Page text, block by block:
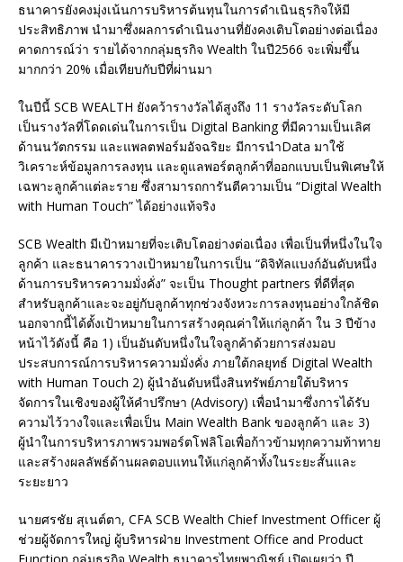
ธนาคารยังคงมุ่งเน้นการบริหารต้นทุนในการดำเนินธุรกิจให้มี
ประสิทธิภาพ นำมาซึ่งผลการดำเนินงานที่ยังคงเติบโตอย่างต่อเนื่อง
คาดการณ์ว่า รายได้จากกลุ่มธุรกิจ Wealth ในปี2566 จะเพิ่มขึ้น
มากกว่า 20% เมื่อเทียบกับปีที่ผ่านมา
ในปีนี้ SCB WEALTH ยังคว้ารางวัลได้สูงถึง 11 รางวัลระดับโลก
เป็นรางวัลที่โดดเด่นในการเป็น Digital Banking ที่มีความเป็นเลิศ
ด้านนวัตกรรม และแพลตฟอร์มอัจฉริยะ มีการนำData มาใช้
วิเคราะห์ข้อมูลการลงทุน และดูแลพอร์ตลูกค้าที่ออกแบบเป็นพิเศษให้
เฉพาะลูกค้าแต่ละราย ซึ่งสามารถการันตีความเป็น “Digital Wealth
with Human Touch” ได้อย่างแท้จริง
SCB Wealth มีเป้าหมายที่จะเติบโตอย่างต่อเนื่อง เพื่อเป็นที่หนึ่งในใจ
ลูกค้า และธนาคารวางเป้าหมายในการเป็น “ดิจิทัลแบงก์อันดับหนึ่ง
ด้านการบริหารความมั่งคั่ง” จะเป็น Thought partners ที่ดีที่สุด
สำหรับลูกค้าและจะอยู่กับลูกค้าทุกช่วงจังหวะการลงทุนอย่างใกล้ชิด
นอกจากนี้ได้ตั้งเป้าหมายในการสร้างคุณค่าให้แก่ลูกค้า ใน 3 ปีข้าง
หน้าไว้ดังนี้ คือ 1) เป็นอันดับหนึ่งในใจลูกค้าด้วยการส่งมอบ
ประสบการณ์การบริหารความมั่งคั่ง ภายใต้กลยุทธ์ Digital Wealth
with Human Touch 2) ผู้นำอันดับหนึ่งสินทรัพย์ภายใต้บริหาร
จัดการในเชิงของผู้ให้คำปรึกษา (Advisory) เพื่อนำมาซึ่งการได้รับ
ความไว้วางใจและเพื่อเป็น Main Wealth Bank ของลูกค้า และ 3)
ผู้นำในการบริหารภาพรวมพอร์ตโฟลิโอเพื่อก้าวข้ามทุกความท้าทาย
และสร้างผลลัพธ์ด้านผลตอบแทนให้แก่ลูกค้าทั้งในระยะสั้นและ
ระยะยาว
นายศรชัย สุเนต์ตา, CFA SCB Wealth Chief Investment Officer ผู้
ช่วยผู้จัดการใหญ่ ผู้บริหารฝ่าย Investment Office and Product